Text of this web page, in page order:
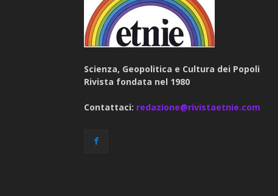
Scienza, Geopolitica e Cultura dei Popoli
Rivista fondata nel 1980
Contattaci: redazione@rivistaetnie.com